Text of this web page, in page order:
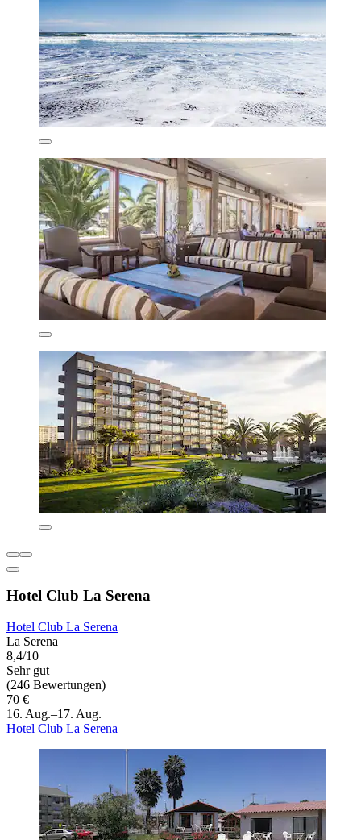
Hotel Club La Serena
Hotel Club La Serena
La Serena
8,4/10
Sehr gut
(246 Bewertungen)
70 €
16. Aug.–17. Aug.
Hotel Club La Serena